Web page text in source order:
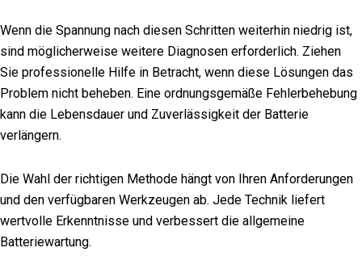
Wenn die Spannung nach diesen Schritten weiterhin niedrig ist,
sind möglicherweise weitere Diagnosen erforderlich. Ziehen
Sie professionelle Hilfe in Betracht, wenn diese Lösungen das
Problem nicht beheben. Eine ordnungsgemäße Fehlerbehebung
kann die Lebensdauer und Zuverlässigkeit der Batterie
verlängern.
Die Wahl der richtigen Methode hängt von Ihren Anforderungen
und den verfügbaren Werkzeugen ab. Jede Technik liefert
wertvolle Erkenntnisse und verbessert die allgemeine
Batteriewartung.